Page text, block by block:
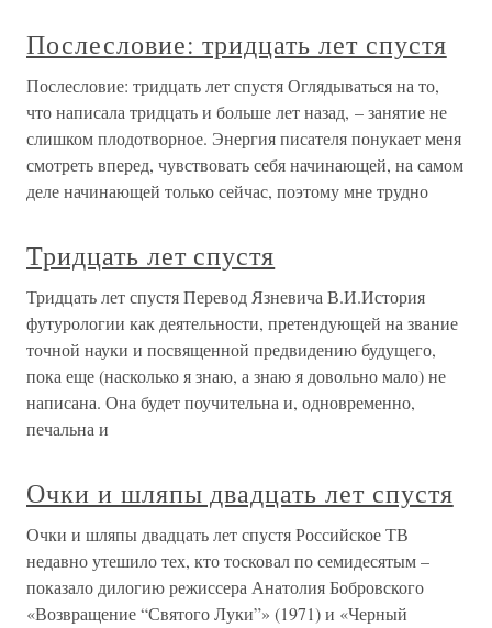
Послесловие: тридцать лет спустя
Послесловие: тридцать лет спустя Оглядываться на то,
что написала тридцать и больше лет назад, – занятие не
слишком плодотворное. Энергия писателя понукает меня
смотреть вперед, чувствовать себя начинающей, на самом
деле начинающей только сейчас, поэтому мне трудно
Тридцать лет спустя
Тридцать лет спустя Перевод Язневича В.И.История
футурологии как деятельности, претендующей на звание
точной науки и посвященной предвидению будущего,
пока еще (насколько я знаю, а знаю я довольно мало) не
написана. Она будет поучительна и, одновременно,
печальна и
Очки и шляпы двадцать лет спустя
Очки и шляпы двадцать лет спустя Российское ТВ
недавно утешило тех, кто тосковал по семидесятым –
показало дилогию режиссера Анатолия Бобровского
«Возвращение “Святого Луки”» (1971) и «Черный